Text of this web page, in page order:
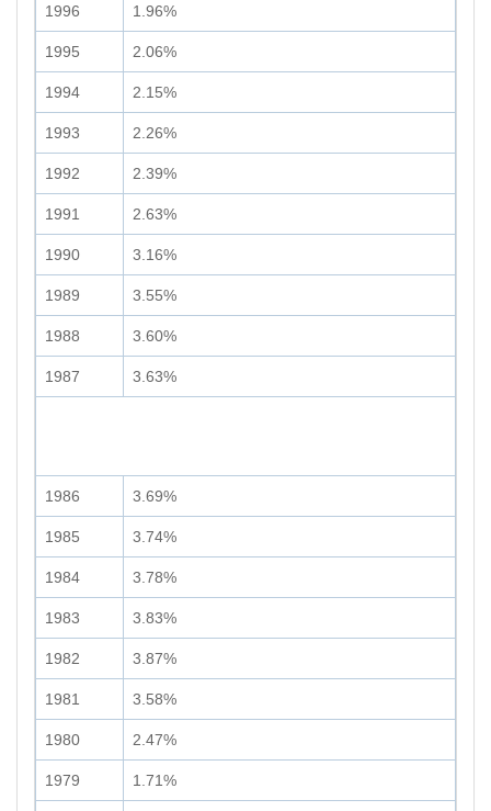
1996 1.96%
1995 2.06%
1994 2.15%
1993 2.26%
1992 2.39%
1991 2.63%
1990 3.16%
1989 3.55%
1988 3.60%
1987 3.63%
1986 3.69%
1985 3.74%
1984 3.78%
1983 3.83%
1982 3.87%
1981 3.58%
1980 2.47%
1979 1.71%